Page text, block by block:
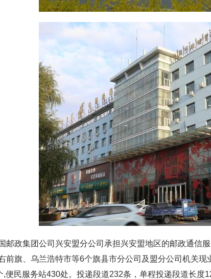
政集团公司兴安盟分公司承担兴安盟地区的邮政通信服
前旗、乌兰浩特市等6个旗县市分公司及盟分公司机关
,便民服务站430处。投递段道232条，单程投递段道长